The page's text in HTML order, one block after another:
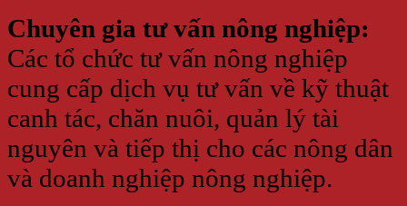
Chuyên gia tư vấn nông nghiệp:
Các tổ chức tư vấn nông nghiệp
cung cấp dịch vụ tư vấn về kỹ thuật
canh tác, chăn nuôi, quản lý tài
nguyên và tiếp thị cho các nông dân
và doanh nghiệp nông nghiệp.